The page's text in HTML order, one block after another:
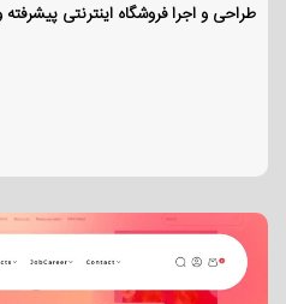
طراحی و اجرا فروشگاه اینترنتی